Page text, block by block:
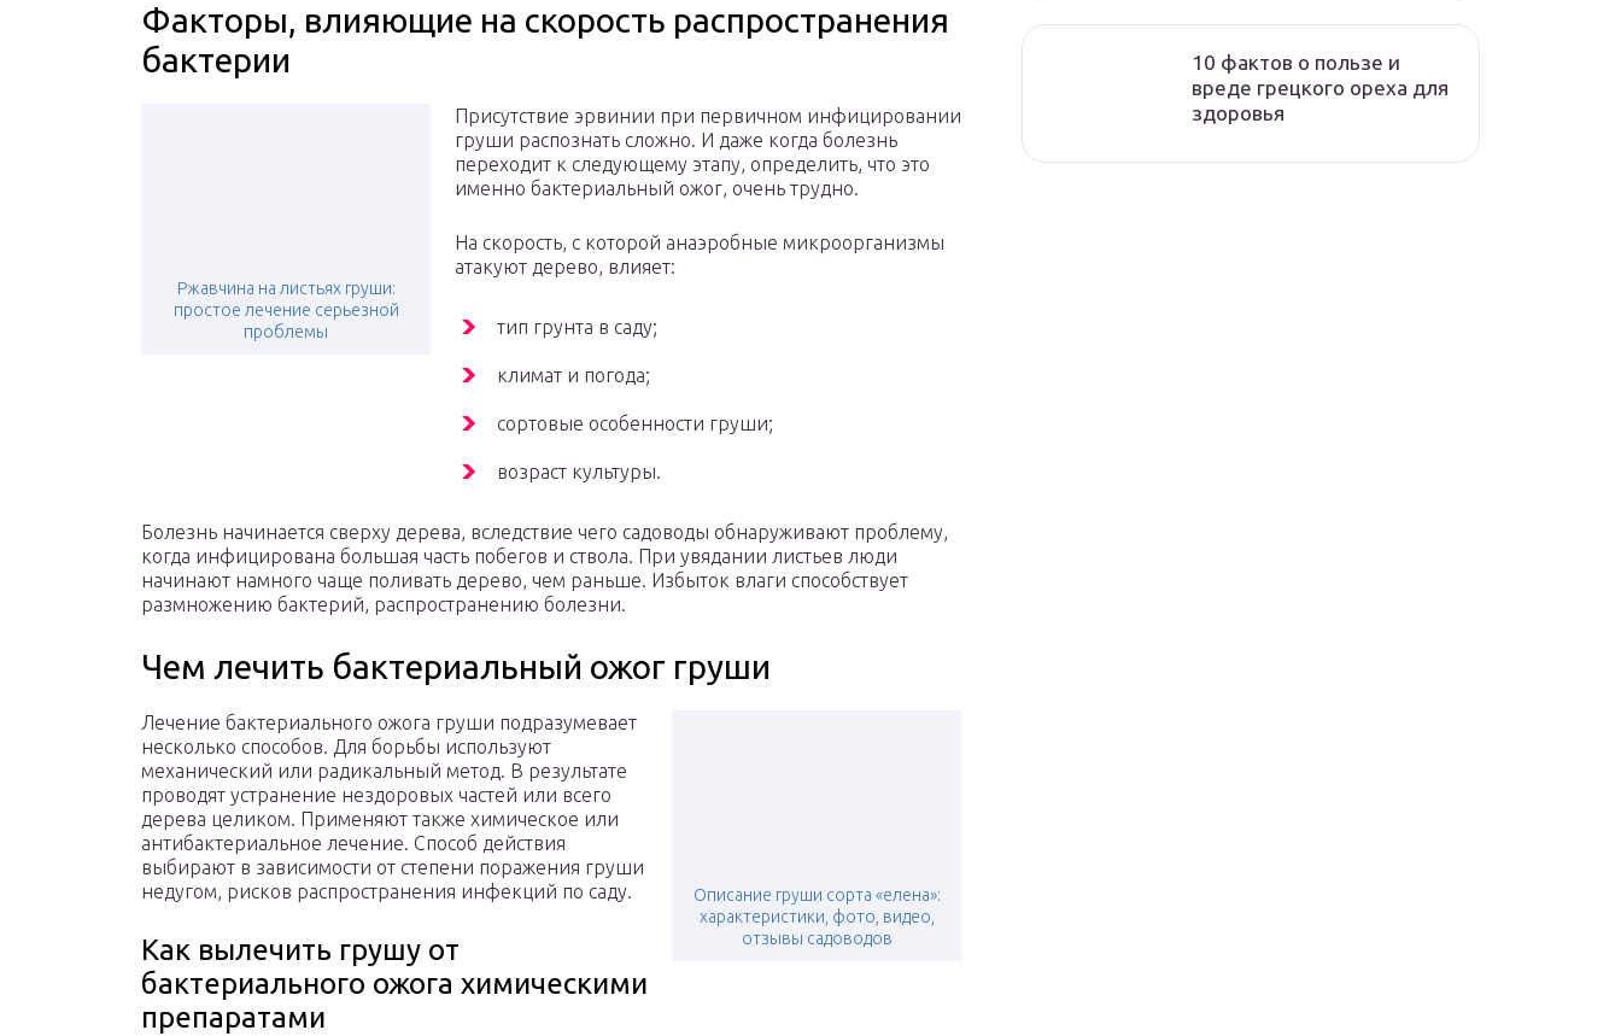
Факторы, влияющие на скорость распространения
бактерии
Ржавчина на листьях груши:
простое лечение серьезной
проблемы
Присутствие эрвинии при первичном инфицировании
груши распознать сложно. И даже когда болезнь
переходит к следующему этапу, определить, что это
именно бактериальный ожог, очень трудно.
На скорость, с которой анаэробные микроорганизмы
атакуют дерево, влияет:
тип грунта в саду;
климат и погода;
сортовые особенности груши;
возраст культуры.
Болезнь начинается сверху дерева, вследствие чего садоводы обнаруживают проблему,
когда инфицирована большая часть побегов и ствола. При увядании листьев люди
начинают намного чаще поливать дерево, чем раньше. Избыток влаги способствует
размножению бактерий, распространению болезни.
Чем лечить бактериальный ожог груши
Описание груши сорта «елена»:
характеристики, фото, видео,
отзывы садоводов
Лечение бактериального ожога груши подразумевает
несколько способов. Для борьбы используют
механический или радикальный метод. В результате
проводят устранение нездоровых частей или всего
дерева целиком. Применяют также химическое или
антибактериальное лечение. Способ действия
выбирают в зависимости от степени поражения груши
недугом, рисков распространения инфекций по саду.
Как вылечить грушу от
бактериального ожога химическими
препаратами
10 фактов о пользе и
вреде грецкого ореха для
здоровья